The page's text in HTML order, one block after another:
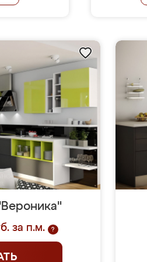
за п.м. ?